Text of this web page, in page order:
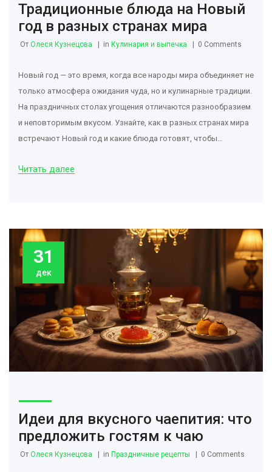
Традиционные блюда на Новый
год в разных странах мира
От Олеся Кузнецова in Кулинария и выпечка 0 Comments
Новый год — это время, когда все народы мира объединяет не
только атмосфера ожидания чуда, но и кулинарные традиции.
На праздничных столах угощения отличаются разнообразием
и неповторимым вкусом. Узнайте, как в разных странах мира
встречают Новый год и какие блюда готовят, чтобы
путешествие по кухням мира поможет вам дополнить свой
Читать далее
31
дек
Идеи для вкусного чаепития: что
предложить гостям к чаю
От Олеся Кузнецова in Праздничные рецепты 0 Comments